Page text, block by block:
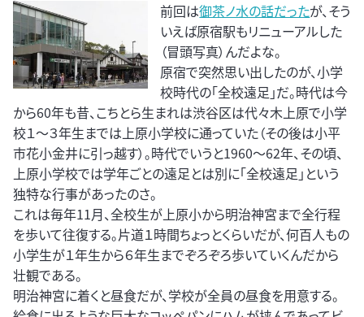
前回は御茶ノ水の話だったが、そう
いえば原宿駅もリニューアルした
（冒頭写真）んだよな。
原宿で突然思い出したのが、小学
校時代の「全校遠足」だ。時代は今
から60年も昔、こちとら生まれは渋谷区は代々木上原で小学
校１～３年生までは上原小学校に通っていた（その後は小平
市花小金井に引っ越す）。時代でいうと1960～62年、その頃、
上原小学校では学年ごとの遠足とは別に「全校遠足」という
独特な行事があったのさ。
これは毎年11月、全校生が上原小から明治神宮まで全行程
を歩いて往復する。片道１時間ちょっとくらいだが、何百人もの
小学生が１年生から６年生までぞろぞろ歩いていくんだから
壮観である。
明治神宮に着くと昼食だが、学校が全員の昼食を用意する。